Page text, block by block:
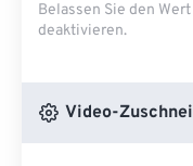
Belassen Sie den
deaktivieren.
Video-